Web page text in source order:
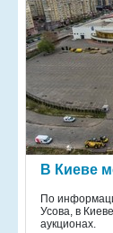
В Киеве
По
Усова, в
аукционах.